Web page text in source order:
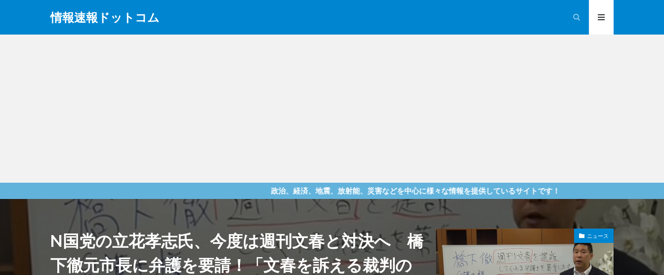
情報速報ドットコム
政治、経済、地震、放射能、災害などを中心に様々な情報を提供しているサイトです！
N国党の立花孝志氏、今度は週刊文春と対決へ 橋
下徹元市長に弁護を要請！「文春を訴える裁判の
ニュース